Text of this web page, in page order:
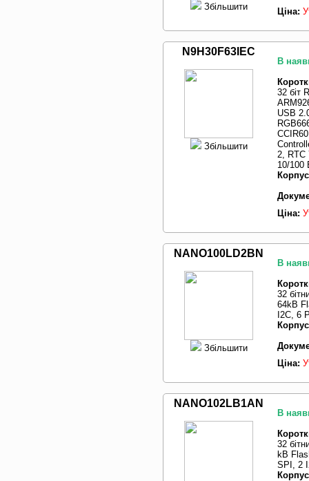
Збільшити
Ціна:
N9H30F63IEC
Збільшити
В
32 біт
USB
2, RTC
10/100
Ціна:
NANO100LD2BN
Збільшити
В
32
64kB
I2C, 6
Ціна:
NANO102LB1AN
В
32
kB
SPI, 2